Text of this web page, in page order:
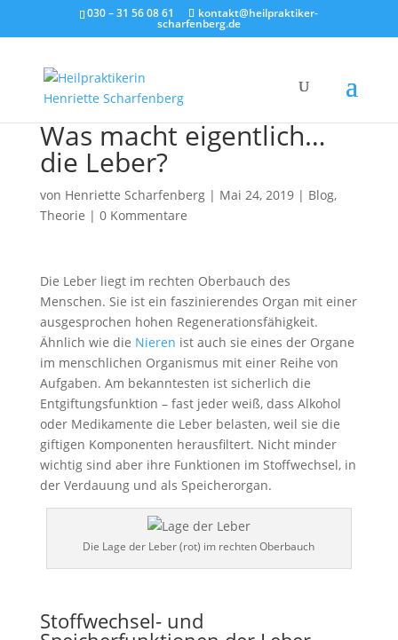
030 – 31 56 08 61 kontakt@heilpraktiker-
scharfenberg.de
Was macht eigentlich…
die Leber?
von Henriette Scharfenberg| Mai 24, 2019| Blog,
Theorie | 0 Kommentare
Die Leber liegt im rechten Oberbauch des
Menschen. Sie ist ein faszinierendes Organ mit einer
ausgesprochen hohen Regenerationsfähigkeit.
Ähnlich wie die Nieren ist auch sie eines der Organe
im menschlichen Organismus mit einer Reihe von
Aufgaben. Am bekanntesten ist sicherlich die
Entgiftungsfunktion – fast jeder weiß, dass Alkohol
oder Medikamente die Leber belasten, weil sie die
giftigen Komponenten herausfiltert. Nicht minder
wichtig sind aber ihre Funktionen im Stoffwechsel, in
der Verdauung und als Speicherorgan.
Die Lage der Leber (rot) im rechten Oberbauch
Stoffwechsel- und